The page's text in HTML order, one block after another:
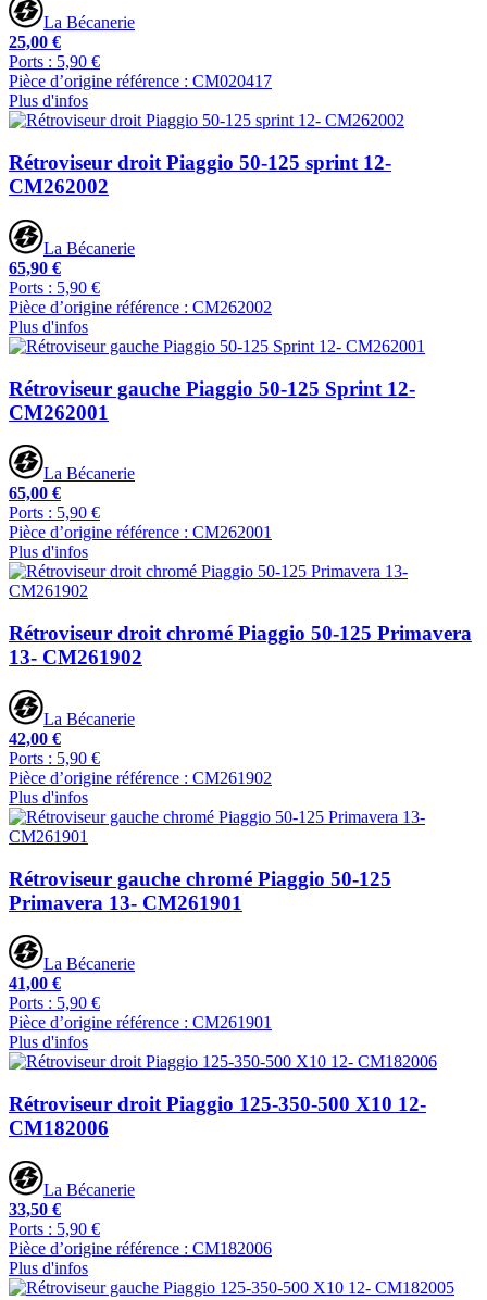
La Bécanerie
25,00 €
Ports : 5,90 €
Pièce d’origine référence : CM020417
Plus d'infos
Rétroviseur droit Piaggio 50-125 sprint 12-
CM262002
La Bécanerie
65,90 €
Ports : 5,90 €
Pièce d’origine référence : CM262002
Plus d'infos
Rétroviseur gauche Piaggio 50-125 Sprint 12-
CM262001
La Bécanerie
65,00 €
Ports : 5,90 €
Pièce d’origine référence : CM262001
Plus d'infos
Rétroviseur droit chromé Piaggio 50-125 Primavera
13- CM261902
La Bécanerie
42,00 €
Ports : 5,90 €
Pièce d’origine référence : CM261902
Plus d'infos
Rétroviseur gauche chromé Piaggio 50-125
Primavera 13- CM261901
La Bécanerie
41,00 €
Ports : 5,90 €
Pièce d’origine référence : CM261901
Plus d'infos
Rétroviseur droit Piaggio 125-350-500 X10 12-
CM182006
La Bécanerie
33,50 €
Ports : 5,90 €
Pièce d’origine référence : CM182006
Plus d'infos